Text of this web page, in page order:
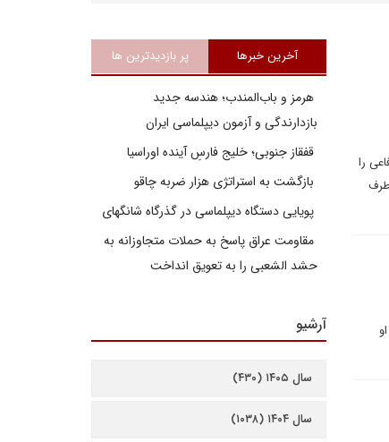
را
آخرین خبرها پر بازدیدترین ها
هرمز و باب‌المندب؛ هندسه جدید
بازدارندگی و آزمون دیپلماسی ایران
قفقاز جنوبی؛ خلیج فارسِ آینده اوراسیا
بازگشت به استراتژی هزار ضربه چاقو
پویایی دستگاه دیپلماسی در گذرگاه شانگهای
مقاومت عراق پاسخ به حملات متجاوزانه به
حشد الشعبی را به تعویق انداخت
آرشیو
سال ۱۴۰۵ (۴۳۰)
سال ۱۴۰۴ (۱۰۳۸)